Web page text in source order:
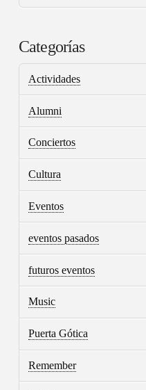
Categorías
Actividades
Alumni
Conciertos
Cultura
Eventos
eventos pasados
futuros eventos
Music
Puerta Gótica
Remember